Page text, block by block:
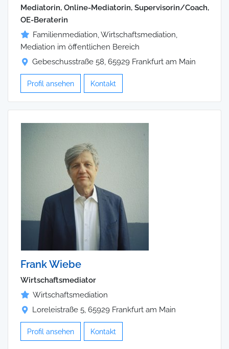
Mediatorin, Online-Mediatorin, Supervisorin/Coach,
OE-Beraterin
Familienmediation, Wirtschaftsmediation,
Mediation im öffentlichen Bereich
Gebeschusstraße 58, 65929 Frankfurt am Main
Profil ansehen Kontakt
Frank Wiebe
Wirtschaftsmediator
Wirtschaftsmediation
Loreleistraße 5, 65929 Frankfurt am Main
Profil ansehen Kontakt